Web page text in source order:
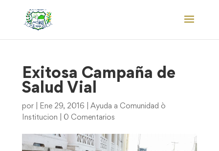
Exitosa Campaña de
Salud Vial
por Ene 29, 2016
Ayuda a Comunidad ò
Institucion
0 Comentarios